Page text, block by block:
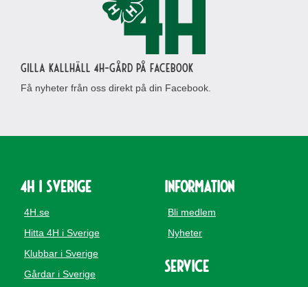
Gilla Kallhäll 4H-gård på Facebook
Få nyheter från oss direkt på din Facebook.
4H i Sverige
4H.se
Hitta 4H i Sverige
Klubbar i Sverige
Gårdar i Sverige
Information
Bli medlem
Nyheter
Service